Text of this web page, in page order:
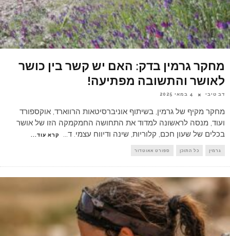
מחקר גרמין בדק: האם יש קשר בין כושר
לאושר והתשובה מפתיעה!
דב טיבי 4 במאי 2025
מחקר מקיף של גרמין, בשיתוף אוניברסיטאות הרווארד, אוקספורד
ועוד, מנסה לראשונה למדוד את התחושה החמקמקה הזו של אושר
בכלים של שעון חכם, קלוריות, שינה ודיווח עצמי. ד
קרא עוד...
גרמין כל התוכן ספורט אאוטדור